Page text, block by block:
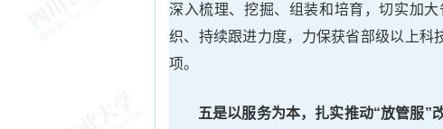
深入梳理、挖掘、组装和培育，切实加
织、持续跟进力度，力保获省部级以上科
项。
五是以服务为本， 扎实推动“放管服”